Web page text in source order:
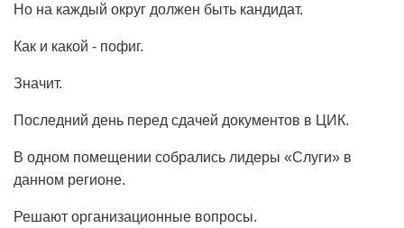
Но на каждый округ должен быть кандидат.
Как и какой - пофиг.
Значит.
Последний день перед сдачей документов в ЦИК.
В одном помещении собрались лидеры «Слуги» в
данном регионе.
Решают организационные вопросы.